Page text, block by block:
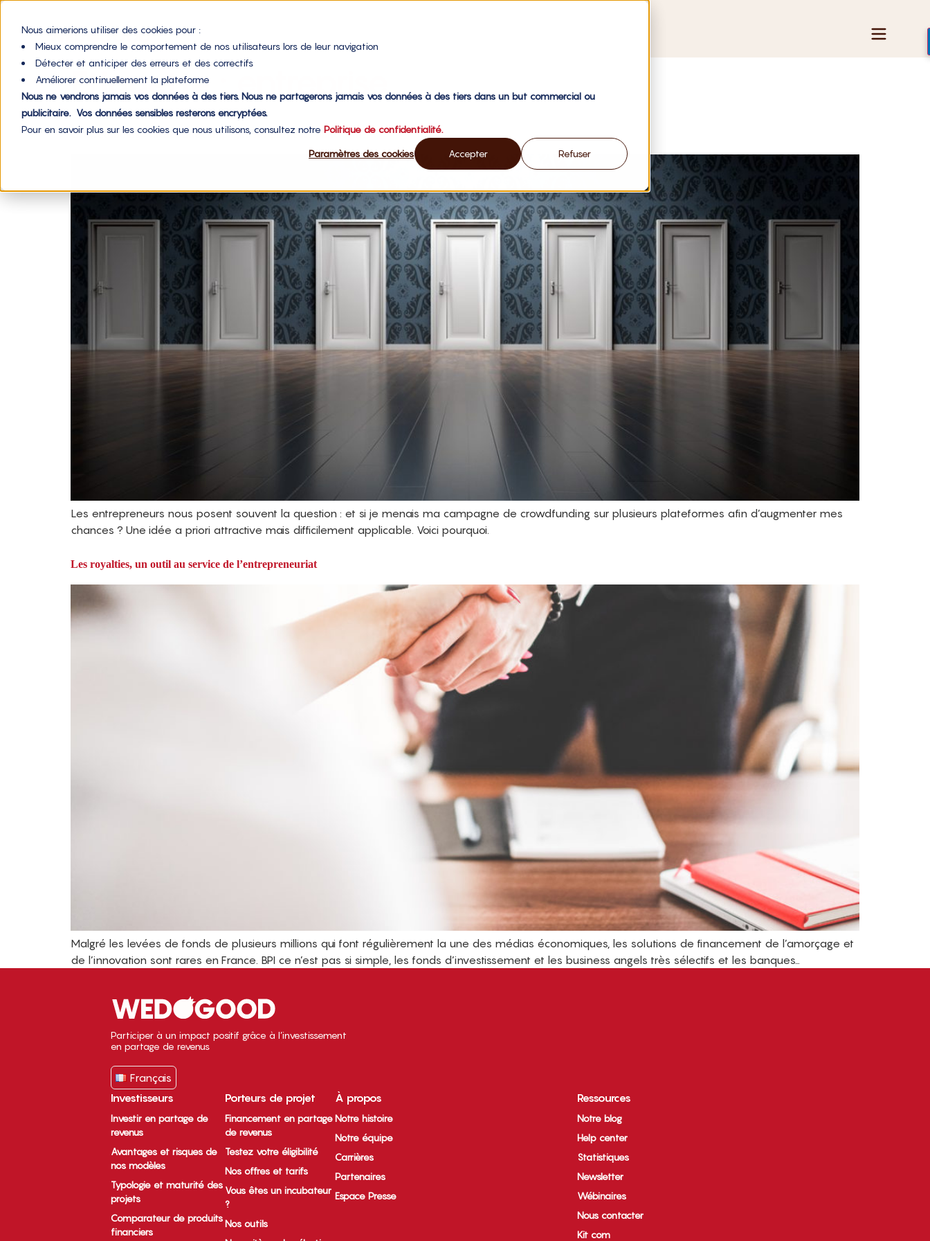
Nous aimerions utiliser des cookies pour :
Mieux comprendre le comportement de nos utilisateurs lors de leur navigation
Détecter et anticiper des erreurs et des correctifs
Améliorer continuellement la plateforme
Nous ne vendrons jamais vos données à des tiers. Nous ne partagerons jamais vos données à des tiers dans un but commercial ou
publicitaire. Vos données sensibles resterons encryptées.
Pour en savoir plus sur les cookies que nous utilisons, consultez notre Politique de confidentialité.
Paramètres des cookies Accepter Refuser
Étiquette : entreprise
Crowdfunding : mener une campagne sur plusieurs plateformes ?
Les entrepreneurs nous posent souvent la question : et si je menais ma campagne de crowdfunding sur plusieurs plateformes afin d’augmenter mes
chances ? Une idée a priori attractive mais difficilement applicable. Voici pourquoi.
Les royalties, un outil au service de l’entrepreneuriat
Malgré les levées de fonds de plusieurs millions qui font régulièrement la une des médias économiques, les solutions de financement de l’amorçage et
de l’innovation sont rares en France. BPI ce n’est pas si simple, les fonds d’investissement et les business angels très sélectifs et les banques…
Participer à un impact positif grâce à l’investissement
en partage de revenus
Français
Investisseurs
Investir en partage de
revenus
Avantages et risques de
nos modèles
Typologie et maturité des
projets
Comparateur de produits
financiers
Porteurs de projet
Financement en partage
de revenus
Testez votre éligibilité
Nos offres et tarifs
Vous êtes un incubateur
?
Nos outils
À propos
Notre histoire
Notre équipe
Carrières
Partenaires
Espace Presse
Ressources
Notre blog
Help center
Statistiques
Newsletter
Wébinaires
Nous contacter
Kit com